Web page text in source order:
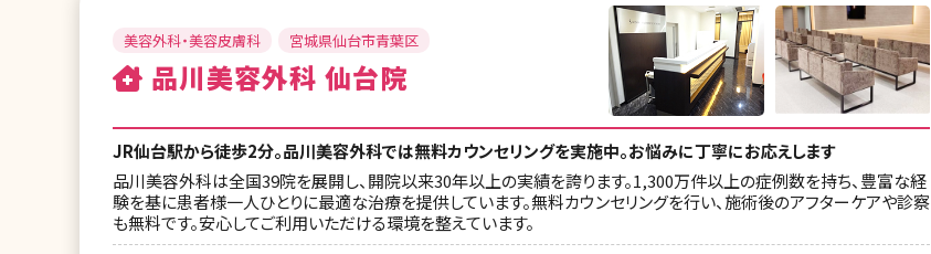
美容外科・美容皮膚科 宮城県仙台市青葉区
品川美容外科 仙台院
JR仙台駅から徒歩2分。品川美容外科では無料カウンセリングを実施中。お悩みに丁寧にお応えします
品川美容外科は全国39院を展開し、開院以来30年以上の実績を誇ります。1,300万件以上の症例数を持ち、豊富な経
験を基に患者様一人ひとりに最適な治療を提供しています。無料カウンセリングを行い、施術後のアフターケアや診察
も無料です。安心してご利用いただける環境を整えています。